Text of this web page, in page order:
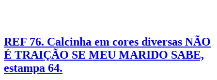
REF 76. Calcinha em cores diversas NÃO
É TRAIÇÃO SE MEU MARIDO SABE,
estampa 64.